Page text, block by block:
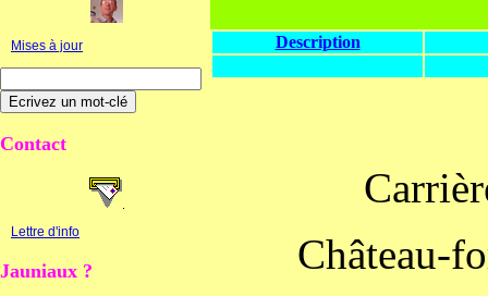
Mises à jour
Contact
Lettre d'info
Jauniaux ?
Description
Château-